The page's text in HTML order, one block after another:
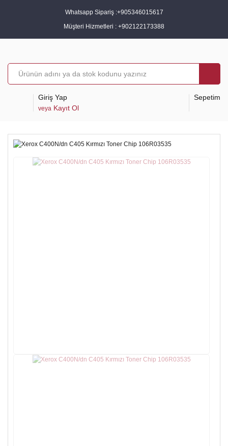
Whatsapp Sipariş :+905346015617
Müşteri Hizmetleri : +902122173388
Giriş Yap
veya Kayıt Ol
Sepetim